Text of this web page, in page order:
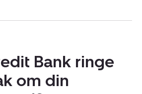
Bank ringe
om din